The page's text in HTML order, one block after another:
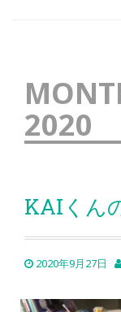
2020
KAIくん
2020年9月27日